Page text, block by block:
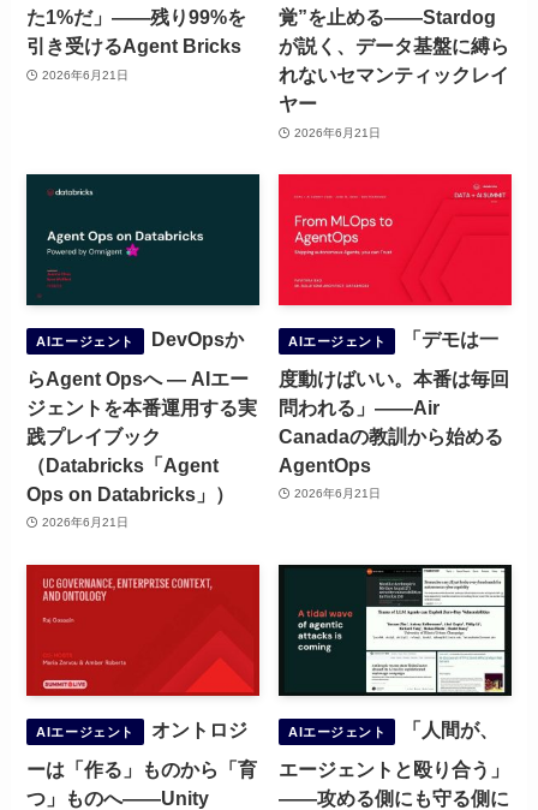
た1%だ」——残り99%を
引き受けるAgent Bricks
2026年6月21日
覚”を止める——Stardog
が説く、データ基盤に縛ら
れないセマンティックレイ
ヤー
2026年6月21日
AIエージェント
DevOpsか
らAgent Opsへ ― AIエー
ジェントを本番運用する実
践プレイブック
（Databricks「Agent
Ops on Databricks」）
2026年6月21日
AIエージェント
「デモは一
度動けばいい。本番は毎回
問われる」——Air
Canadaの教訓から始める
AgentOps
2026年6月21日
AIエージェント
オントロジ
ーは「作る」ものから「育
つ」ものへ——Unity
AIエージェント
「人間が、
エージェントと殴り合う」
——攻める側にも守る側に